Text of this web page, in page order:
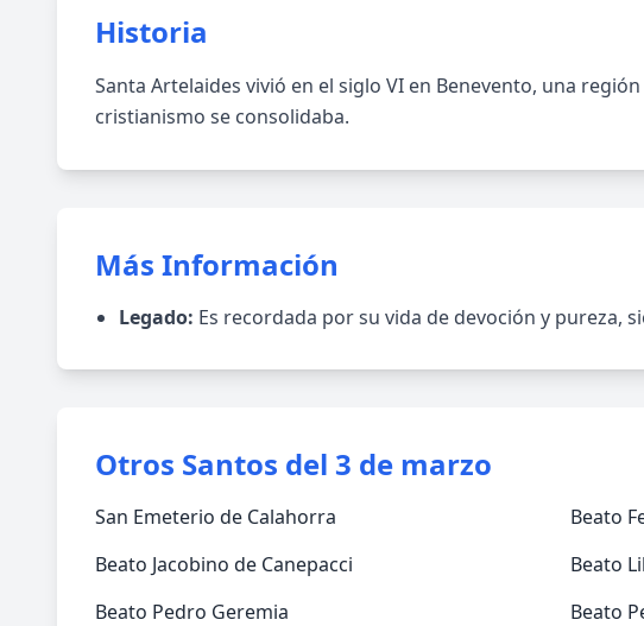
Historia
Santa Artelaides vivió en el siglo VI en Benevento, una
cristianismo se consolidaba.
Más Información
Legado: Es recordada por su vida de devoción y pureza,
Otros Santos del 3 de marzo
San Emeterio de Calahorra Beato
Beato Jacobino de Canepacci
Beato
Beato Pedro Geremia
Beato